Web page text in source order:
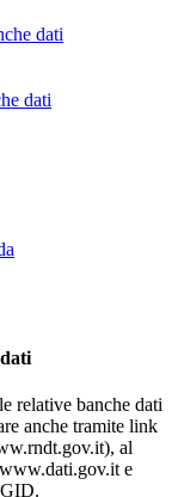
dati
dati
relative banche dati
anche tramite link
al
e